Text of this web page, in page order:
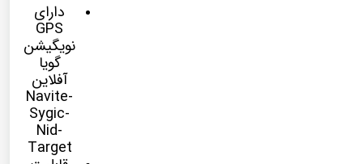
دارای
GPS
نویگیشن
گویا
آفلاین
Navite-
Sygic-
Nid-
Target